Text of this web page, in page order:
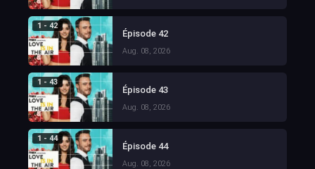
1 - 42
Épisode 42
Aug. 08, 2026
1 - 43
Épisode 43
Aug. 08, 2026
1 - 44
Épisode 44
Aug. 08, 2026